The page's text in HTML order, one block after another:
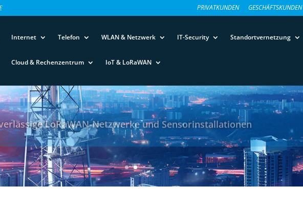
PRIVATKUNDEN GESCHÄFTSKUNDEN
Internet Telefon WLAN & Netzwerk IT-Security Standortvernetzung
Cloud & Rechenzentrum IoT & LoRaWAN
LoRaWAN-Netzwerke und Sensorinstallationen